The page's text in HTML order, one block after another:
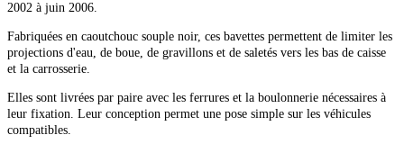
2002 à juin 2006.
Fabriquées en caoutchouc souple noir, ces bavettes permettent de limiter les
projections d'eau, de boue, de gravillons et de saletés vers les bas de caisse
et la carrosserie.
Elles sont livrées par paire avec les ferrures et la boulonnerie nécessaires à
leur fixation. Leur conception permet une pose simple sur les véhicules
compatibles.